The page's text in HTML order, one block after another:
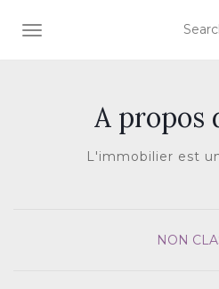
AFFICHER/MASQUER LA
A propos
L'immobilier est
NON